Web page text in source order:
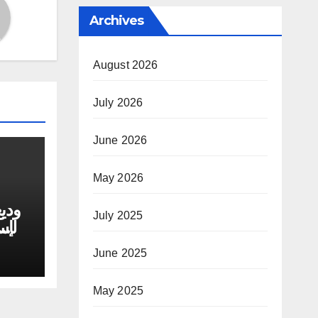
Archives
August 2026
July 2026
June 2026
May 2026
July 2025
June 2025
May 2025